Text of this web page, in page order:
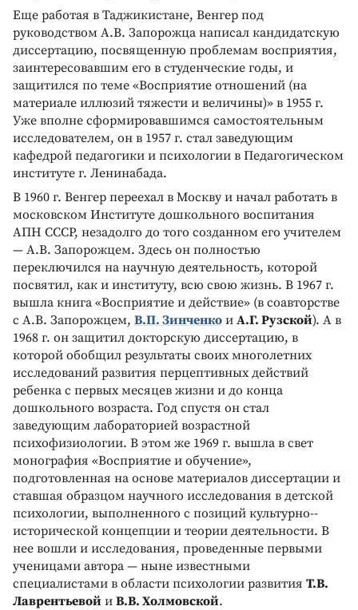
Еще работая в Таджикистане, Венгер под
руководством А.В. Запорожца написал кандидатскую
диссертацию, посвященную проблемам восприятия,
заинтересовавшим его в студенческие годы, и
защитился по теме «Восприятие отношений (на
материале иллюзий тяжести и величины)» в 1955 г.
Уже вполне сформировавшимся самостоятельным
исследователем, он в 1957 г. стал заведующим
кафедрой педагогики и психологии в Педагогическом
институте г. Ленинабада.
В 1960 г. Венгер переехал в Москву и начал работать в
московском Институте дошкольного воспитания
АПН СССР, незадолго до того созданном его учителем
— А.В. Запорожцем. Здесь он полностью
переключился на научную деятельность, которой
посвятил, как и институту, всю свою жизнь. В 1967 г.
вышла книга «Восприятие и действие» (в соавторстве
с А.В. Запорожцем, В.П. Зинченко и А.Г. Рузской). А в
1968 г. он защитил докторскую диссертацию, в
которой обобщил результаты своих многолетних
исследований развития перцептивных действий
ребенка с первых месяцев жизни и до конца
дошкольного возраста. Год спустя он стал
заведующим лабораторией возрастной
психофизиологии. В этом же 1969 г. вышла в свет
монография «Восприятие и обучение»,
подготовленная на основе материалов диссертации и
ставшая образцом научного исследования в детской
психологии, выполненного с позиций культурно-­
исторической концепции и теории деятельности. В
нее вошли и исследования, проведенные первыми
ученицами автора — ныне известными
специалистами в области психологии развития Т.В.
Лаврентьевой и В.В. Холмовской.